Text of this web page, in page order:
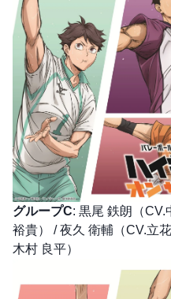
グループC: 黒尾 鉄朗（CV.
裕貴） / 夜久 衛輔（CV.立
木村 良平）